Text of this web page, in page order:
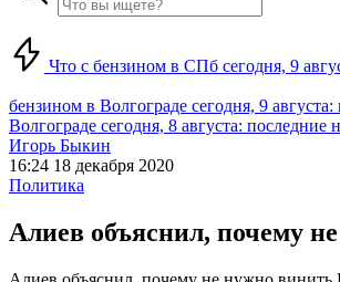
Что с бензином в СПб сегодня, 9
бензином в Волгограде сегодня, 9
Волгограде сегодня, 8 августа: последние
Игорь Быкин
16:24 18 декабря 2020
Политика
Алиев объяснил, почему